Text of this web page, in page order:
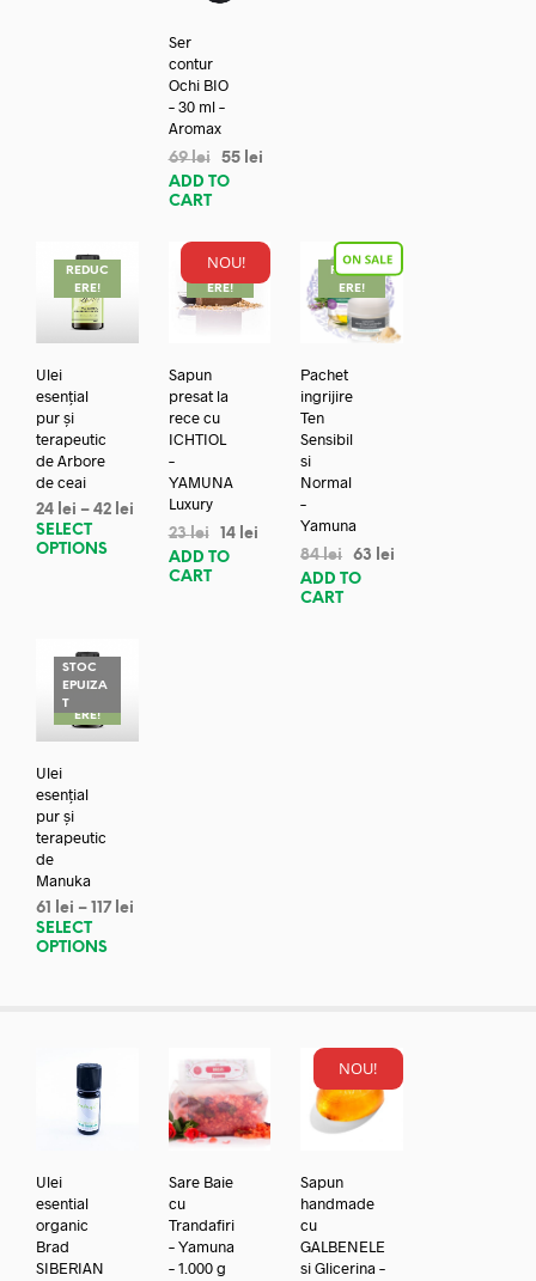
Ser
contur
Ochi BIO
– 30 ml –
Aromax
69lei 55 lei
ADD TO
CART
REDUC
ERE!
Ulei
esențial
pur și
terapeutic
de Arbore
de ceai
24 lei – 42 lei
SELECT
OPTIONS
NOU!
REDUC
ERE!
Sapun
presat la
rece cu
ICHTIOL
–
YAMUNA
Luxury
23lei 14 lei
ADD TO
CART
REDUC
ERE!
Pachet
ingrijire
Ten
Sensibil
si
Normal
–
Yamuna
84lei 63
lei
ADD TO
CART
STOC
EPUIZA
TREDUC
ERE!
Ulei
esențial
pur și
terapeutic
de
Manuka
61 lei – 117 lei
SELECT
OPTIONS
Ulei
esential
organic
Brad
SIBERIAN
Sare Baie
cu
Trandafiri
– Yamuna
– 1.000 g
NOU!
Sapun
handmade
cu
GALBENELE
si Glicerina –